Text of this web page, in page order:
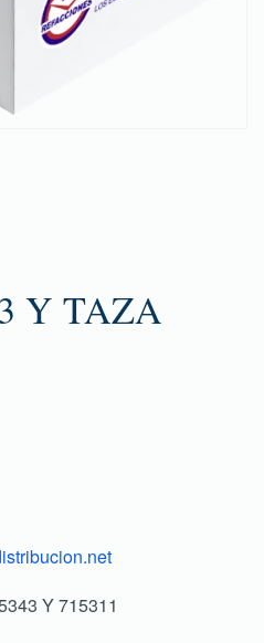
Y TAZA
Y 715311